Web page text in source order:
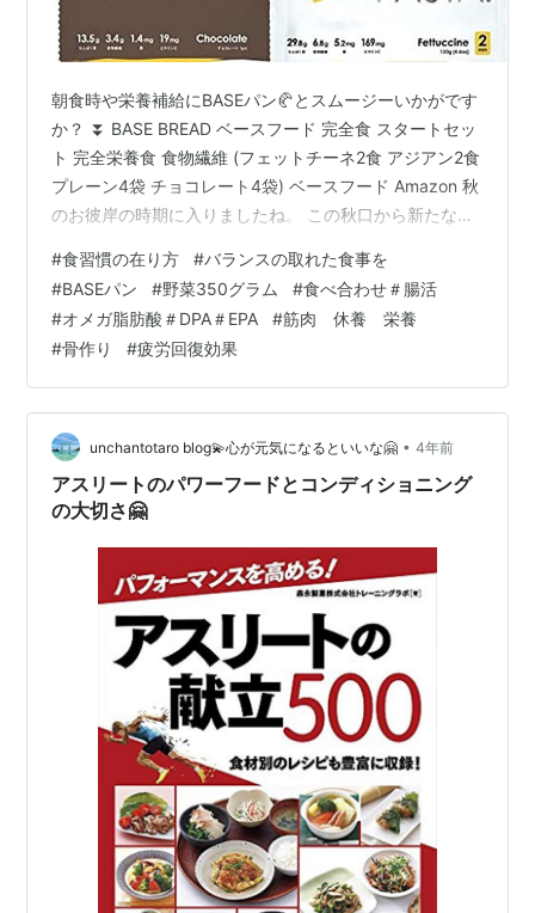
朝食時や栄養補給にBASEパン🥐とスムージーいかがです
か？ ⏬ BASE BREAD ベースフード 完全食 スタートセッ
ト 完全栄養食 食物繊維 (フェットチーネ2食 アジアン2食
プレーン4袋 チョコレート4袋) ベースフード Amazon 秋
のお彼岸の時期に入りましたね。 この秋口から新たな環
てみようと感じる希望の時期。 中には新たな国や土地で
生活をスタートという方もいらっしゃるでしょう。 今回
のテーマは『気をつけていこう😋食習慣🍙』です。 近
年、単身生活などで朝食抜き！って言う人...いますね。
普段は自炊される方も特に、1日のスタート…
#食習慣の在り方 #バランスの取れた食事を
#BASEパン #野菜350グラム #食べ合わせ＃腸活
#オメガ脂肪酸＃DPA＃EPA #筋肉 休養 栄養
#骨作り #疲労回復効果
unchantotaro blog💫心が元気になるといいな🤗 • 4年前
アスリートのパワーフードとコンディショニング
の大切さ🤗